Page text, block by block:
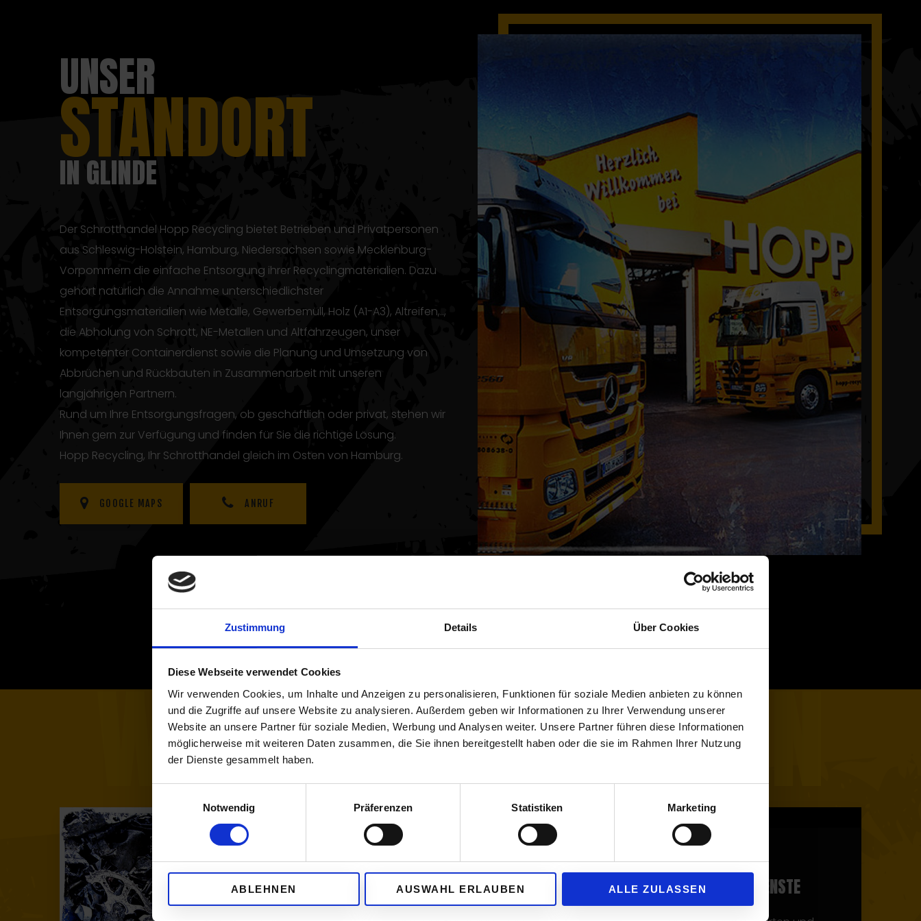
Zustimmung Details Über Cookies
Diese Webseite verwendet Cookies
Wir verwenden Cookies, um Inhalte und Anzeigen zu personalisieren, Funktionen für soziale Medien anbieten zu können
und die Zugriffe auf unsere Website zu analysieren. Außerdem geben wir Informationen zu Ihrer Verwendung unserer
Website an unsere Partner für soziale Medien, Werbung und Analysen weiter. Unsere Partner führen diese Informationen
möglicherweise mit weiteren Daten zusammen, die Sie ihnen bereitgestellt haben oder die sie im Rahmen Ihrer Nutzung
der Dienste gesammelt haben.
i
n
w
l
i
Notwendig Präferenzen Statistiken Marketing
ABLEHNEN AUSWAHL ERLAUBEN ALLE ZULASSEN
UNSER
STANDORT
IN GLINDE
Der Schrotthandel Hopp Recycling bietet Betrieben und Privatpersonen
aus Schleswig-Holstein, Hamburg, Niedersachsen sowie Mecklenburg-
Vorpommern die einfache Entsorgung ihrer Recyclingmaterialien. Dazu
gehört natürlich die Annahme unterschiedlichster
Entsorgungsmaterialien wie Metalle, Gewerbemüll, Holz (A1-A3), Altreifen,..,
die Abholung von Schrott, NE-Metallen und Altfahrzeugen, unser
kompetenter Containerdienst sowie die Planung und Umsetzung von
Abbrüchen und Rückbauten in Zusammenarbeit mit unseren
langjährigen Partnern.
Rund um Ihre Entsorgungsfragen, ob geschäftlich oder privat, stehen wir
Ihnen gern zur Verfügung und finden für Sie die richtige Lösung.
Hopp Recycling, Ihr Schrotthandel gleich im Osten von Hamburg.
GOOGLE MAPS ANRUF
WAS WIR MACHEN
UNSERE
LEISTUNGEN
LEISTUNG
ANNAHME + ENTSORGUNG
LEISTUNG
CONTAINERDIENSTE
LEISTUNG
ABBRUCH + SELEKTIVE
RÜCKBAUTEN